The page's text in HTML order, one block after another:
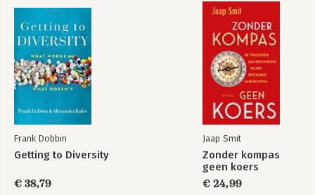
Frank Dobbin
Getting to Diversity
€ 38,79
Jaap Smit
Zonder kompas
geen koers
€ 24,99